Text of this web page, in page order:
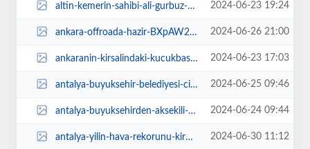
altin-kemerin-sahibi-ali-gurbuz-oldu-pfO3NnGV.jpg 2024-06-23 19:24
ankara-offroada-hazir-BXpAW23Y.jpg 2024-06-26 21:00
ankaranin-kirsalindaki-kucukbas-hayvanlari-buyuksehir-yikiyor-2iZ9B4E4.jpg 2024-06-23 17:03
antalya-buyuksehir-belediyesi-cittaslow-agina-dahil-oldu-253mfXlb.jpg 2024-06-25 09:46
antalya-buyuksehirden-aksekili-ureticilere-sulama-borusu-destegi-S3w1cApL.jpg 2024-06-24 09:44
antalya-yilin-hava-rekorunu-kirdi-C1SucdMs.jpg 2024-06-30 11:12